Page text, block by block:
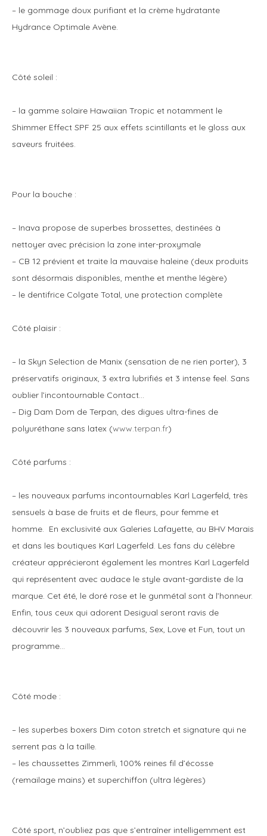
– le gommage doux purifiant et la crème hydratante
Hydrance Optimale Avène.
Côté soleil :
– la gamme solaire Hawaiian Tropic et notamment le
Shimmer Effect SPF 25 aux effets scintillants et le gloss aux
saveurs fruitées.
Pour la bouche :
– Inava propose de superbes brossettes, destinées à
nettoyer avec précision la zone inter-proxymale
– CB 12 prévient et traite la mauvaise haleine (deux produits
sont désormais disponibles, menthe et menthe légère)
– le dentifrice Colgate Total, une protection complète
Côté plaisir :
– la Skyn Selection de Manix (sensation de ne rien porter), 3
préservatifs originaux, 3 extra lubrifiés et 3 intense feel. Sans
oublier l’incontournable Contact…
– Dig Dam Dom de Terpan, des digues ultra-fines de
polyuréthane sans latex (www.terpan.fr)
Côté parfums :
– les nouveaux parfums incontournables Karl Lagerfeld, très
sensuels à base de fruits et de fleurs, pour femme et
homme. En exclusivité aux Galeries Lafayette, au BHV Marais
et dans les boutiques Karl Lagerfeld. Les fans du célèbre
créateur apprécieront également les montres Karl Lagerfeld
qui représentent avec audace le style avant-gardiste de la
marque. Cet été, le doré rose et le gunmétal sont à l’honneur.
Enfin, tous ceux qui adorent Desigual seront ravis de
découvrir les 3 nouveaux parfums, Sex, Love et Fun, tout un
programme…
Côté mode :
– les superbes boxers Dim coton stretch et signature qui ne
serrent pas à la taille.
– les chaussettes Zimmerli, 100% reines fil d’écosse
(remailage mains) et superchiffon (ultra légères)
Côté sport, n’oubliez pas que s’entraîner intelligemment est